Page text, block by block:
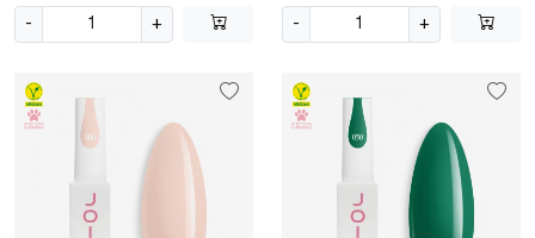
- + - +